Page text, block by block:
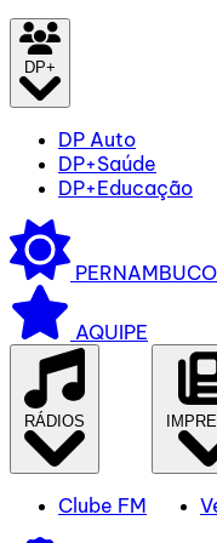
DP+
DP Auto
DP+Saúde
DP+Educação
AQUIPE
RÁDIOS
Clube FM